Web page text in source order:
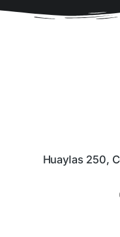
Huaylas 250,